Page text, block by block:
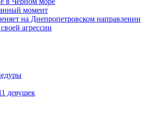
момент
на Днепропетровском направлении
агрессии
девушек